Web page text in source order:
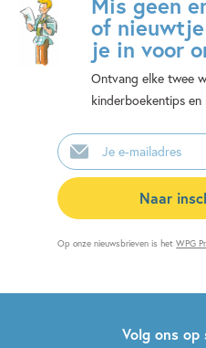
of
je in voor
Ontvang elke twee
kinderboekentips en
E-
mailadres
Naar
Op onze nieuwsbrieven is hetWPG
Volg ons op